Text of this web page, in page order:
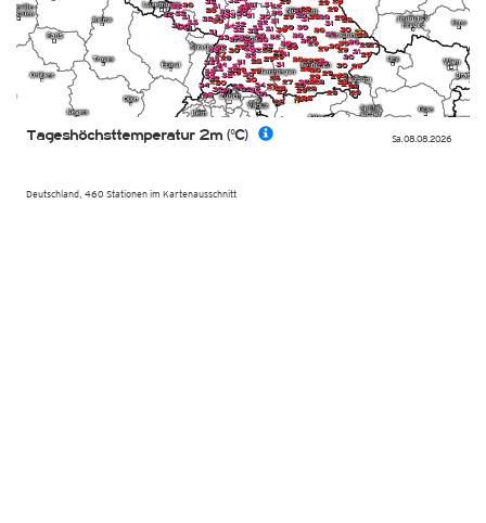
Sa. 08.08.2026
Deutschland, 460 Stationen im Kartenausschnitt
Tageshöchsttemperatur 2m (°C)